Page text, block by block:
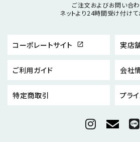
ご注文およびお問い合
ネットより24時間受け付けて
コーポレートサイト open_in_new 実店
ご利用ガイド 会社
特定商取引 プラ